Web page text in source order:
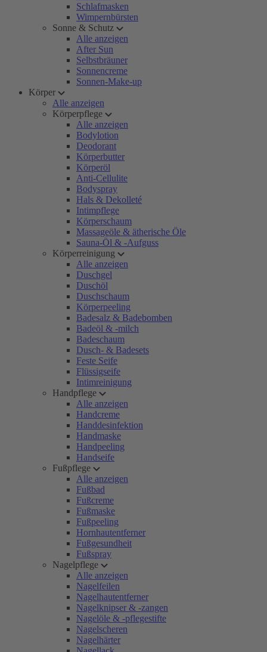
Schlafmasken
Wimpernbürsten
Sonne & Schutz
Alle anzeigen
After Sun
Selbstbräuner
Sonnencreme
Sonnen-Make-up
Körper
Alle anzeigen
Körperpflege
Alle anzeigen
Bodylotion
Deodorant
Körperbutter
Körperöl
Anti-Cellulite
Bodyspray
Hals & Dekolleté
Intimpflege
Körperschaum
Massageöle & ätherische Öle
Sauna-Öl & -Aufguss
Körperreinigung
Alle anzeigen
Duschgel
Duschöl
Duschschaum
Körperpeeling
Badesalz & Badebomben
Badeöl & -milch
Badeschaum
Dusch- & Badesets
Feste Seife
Flüssigseife
Intimreinigung
Handpflege
Alle anzeigen
Handcreme
Handdesinfektion
Handmaske
Handpeeling
Handseife
Fußpflege
Alle anzeigen
Fußbad
Fußcreme
Fußmaske
Fußpeeling
Hornhautentferner
Fußgesundheit
Fußspray
Nagelpflege
Alle anzeigen
Nagelfeilen
Nagelhautentferner
Nagelknipser & -zangen
Nagelöle & -pflegestifte
Nagelscheren
Nagelhärter